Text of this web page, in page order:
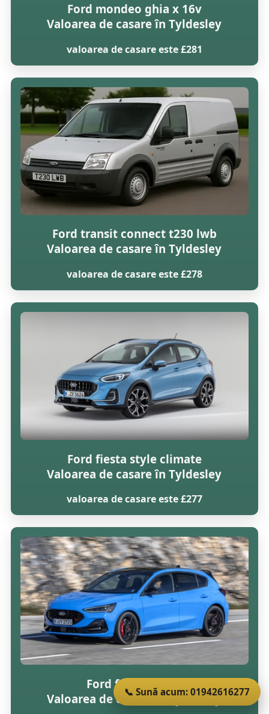
Ford mondeo ghia x 16v
Valoarea de casare în Tyldesley
valoarea de casare este £281
Ford transit connect t230 lwb
Valoarea de casare în Tyldesley
valoarea de casare este £278
Ford fiesta style climate
Valoarea de casare în Tyldesley
valoarea de casare este £277
Ford focus lx tdci
Valoarea de casare în Tyldesley
📞 Sună acum: 01942616277